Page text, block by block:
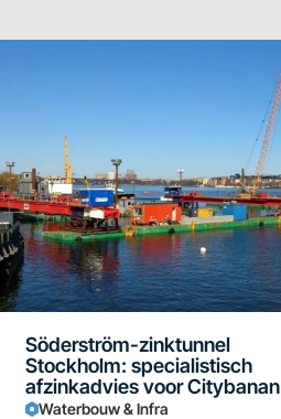
Söderström-zinktunnel
Stockholm: specialistisch
afzinkadvies voor Citybanan
Waterbouw & Infra